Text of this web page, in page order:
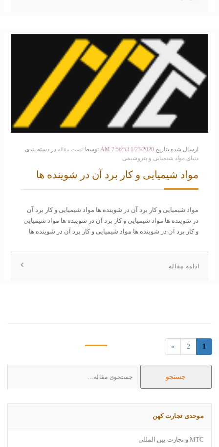
ارسال شده بتاریخ 1/23/2020 7:56:53 AM توسط تست مقاله در دسته بندی
دنیای مواد شیمیایی و پتروشیمی
مواد شیمیایی و کار برد آن در شوینده ها
مواد شیمیایی و کار برد آن در شوینده ها مواد شیمیایی و کار برد آن
در شوینده ها مواد شیمیایی و کار برد آن در شوینده ها مواد شیمیایی
و کار برد آن در شوینده ها مواد شیمیایی و کار برد آن در شوینده ها
ادامه مقاله
1
2
»
جستجو
موحدی تجارت کهن
MTC و تجارت بین المللی